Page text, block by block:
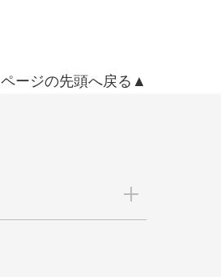
ページの先頭へ戻る▲